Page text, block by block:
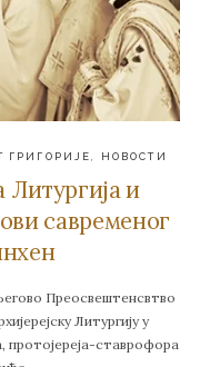
ГРИГОРИЈЕ НОВОСТИ
Литургија и
савременог
Преосвештенсвтво
Литургију у
протојереја-ставрофора